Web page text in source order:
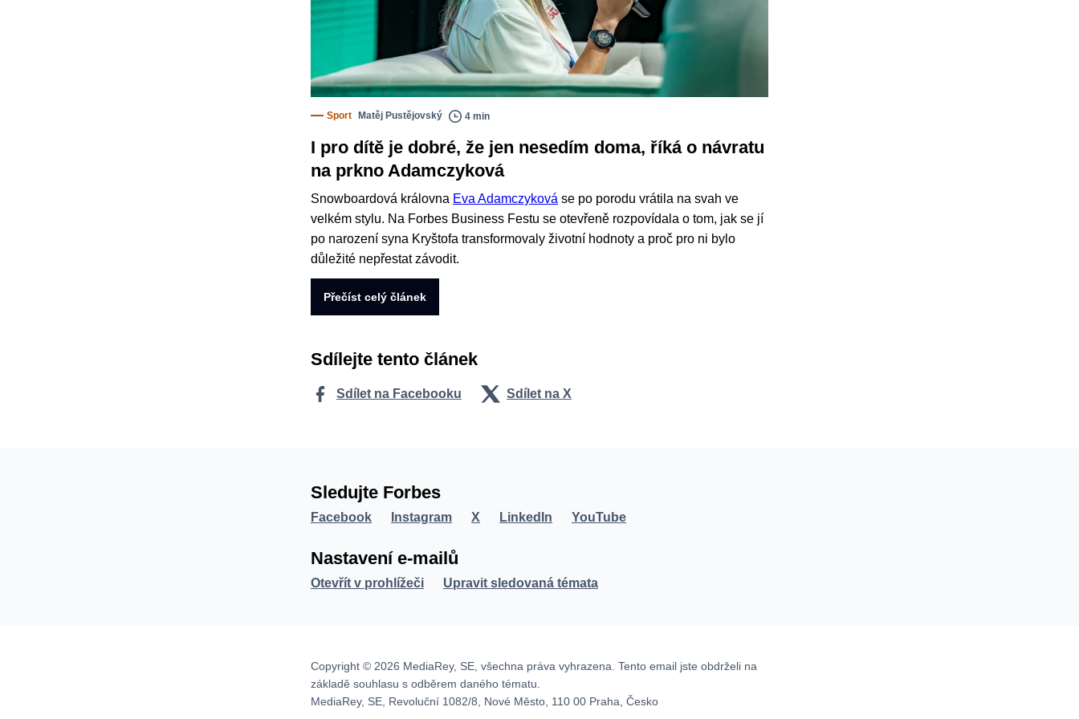
Sport Matěj Pustějovský 4 min
I pro dítě je dobré, že jen nesedím doma, říká o návratu
na prkno Adamczyková
Snowboardová královna Eva Adamczyková se po porodu vrátila na svah ve
velkém stylu. Na Forbes Business Festu se otevřeně rozpovídala o tom, jak se jí
po narození syna Kryštofa transformovaly životní hodnoty a proč pro ni bylo
důležité nepřestat závodit.
Přečíst celý článek
Sdílejte tento článek
Sdílet na Facebooku Sdílet na X
Sledujte Forbes
Facebook Instagram X LinkedIn YouTube
Nastavení e-mailů
Otevřít v prohlížeči Upravit sledovaná témata
Copyright © 2026 MediaRey, SE, všechna práva vyhrazena. Tento email jste obdrželi na
základě souhlasu s odběrem daného tématu.
MediaRey, SE, Revoluční 1082/8, Nové Město, 110 00 Praha, Česko